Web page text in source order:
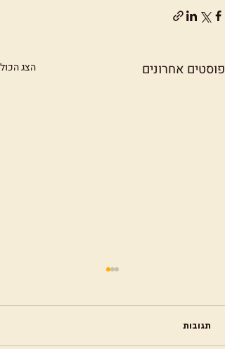
פוסטים אחרונים הצג הכול
תגובות